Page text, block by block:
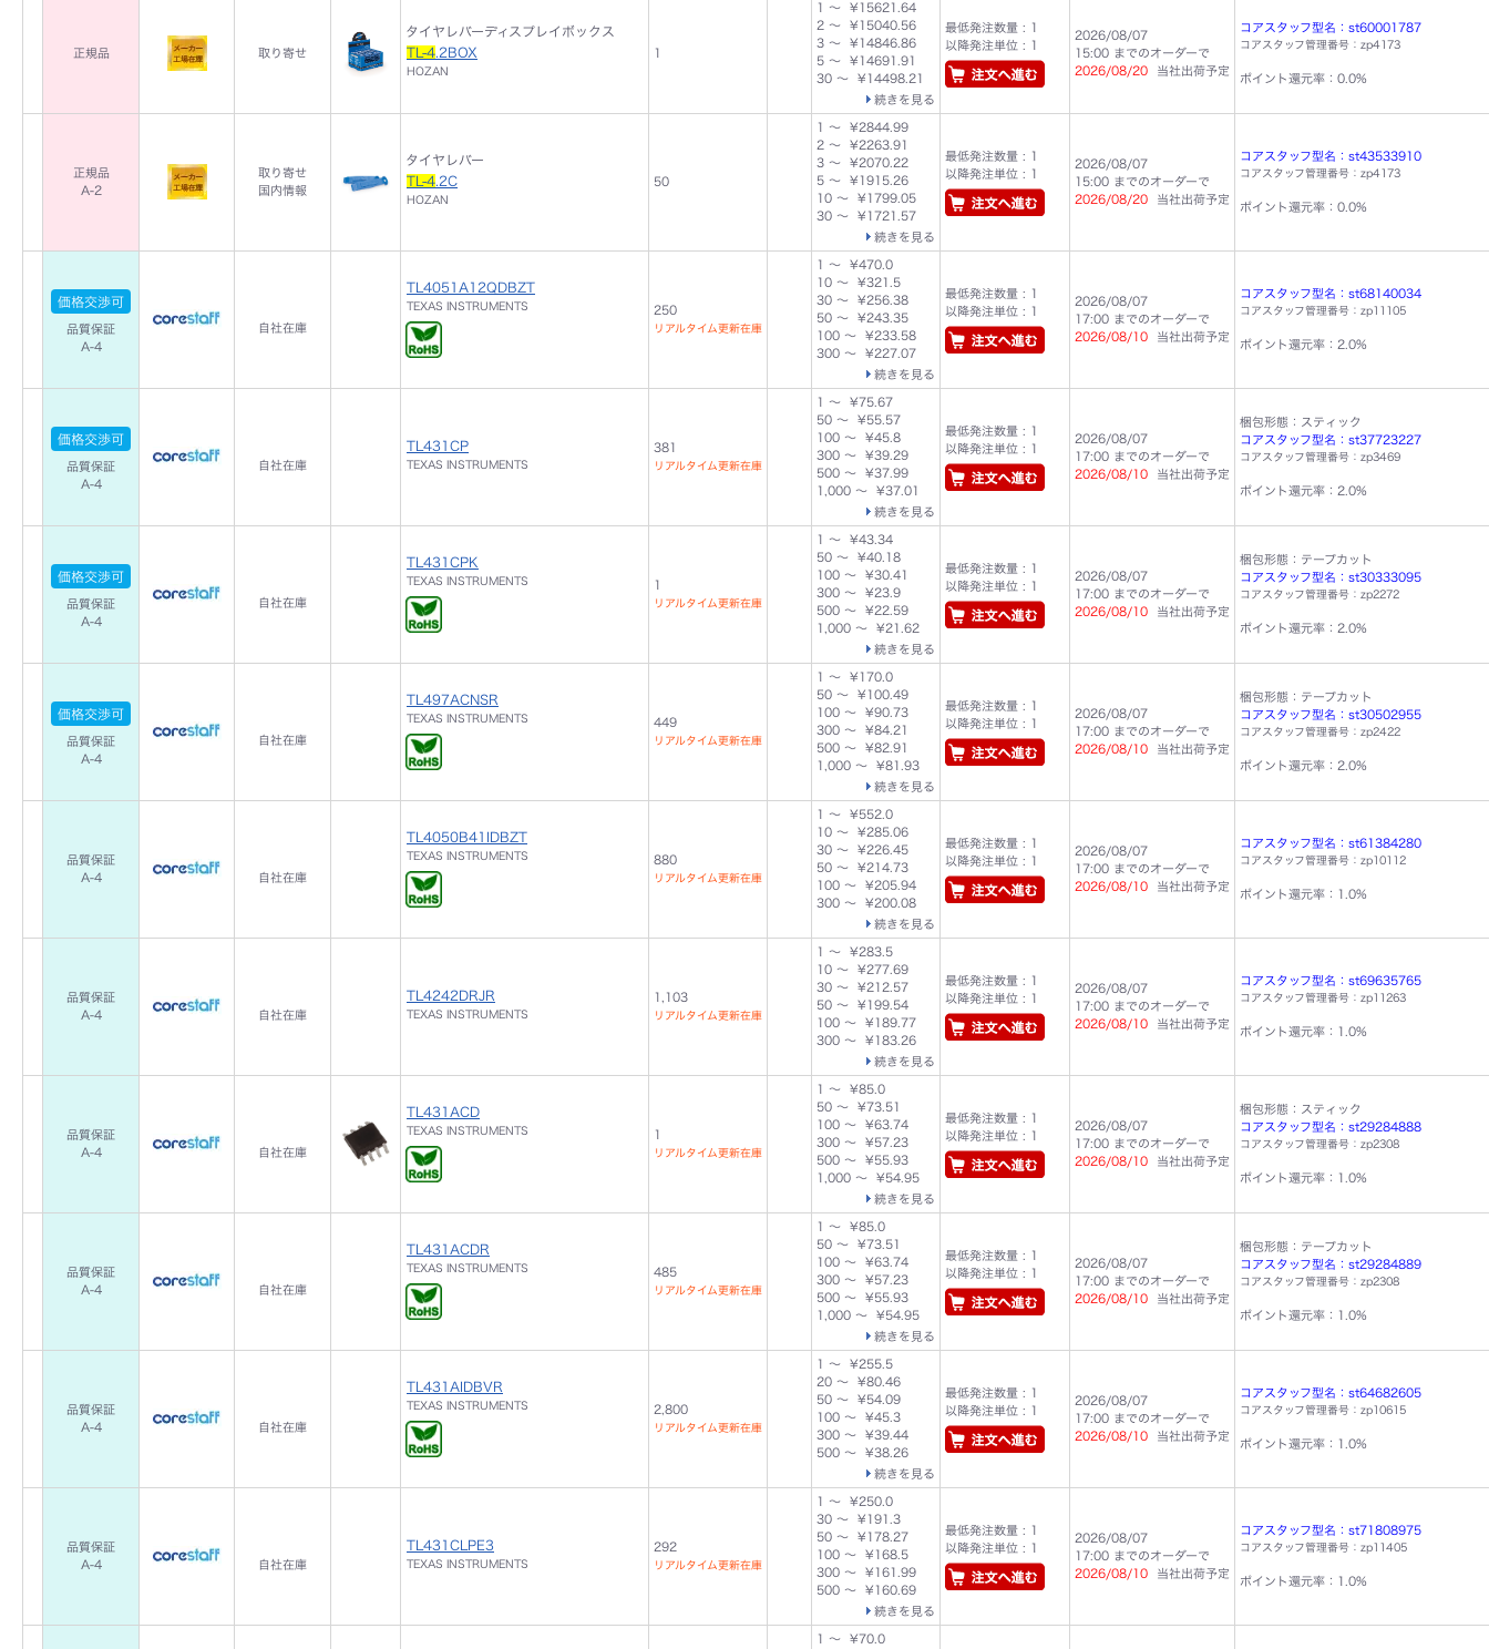
正規品 取り寄せ
タイヤレバーディスプレイボックス
TL-4 .2BOX
HOZAN
1
1 ～ ¥15621.64
2 ～ ¥15040.56
3 ～ ¥14846.86
5 ～ ¥14691.91
30 ～ ¥14498.21
続きを見る
最低発注数量 : 1
以降発注単位 : 1
2026/08/07
15:00 までのオーダーで
2026/08/20
当社出荷予定
コアスタッフ型名：st60001787
コアスタッフ管理番号：zp4173
ポイント還元率：0.0%
正規品
A-2
取り寄せ
国内情報
タイヤレバー
TL-4 .2C
HOZAN
50
1 ～ ¥2844.99
2 ～ ¥2263.91
3 ～ ¥2070.22
5 ～ ¥1915.26
10 ～ ¥1799.05
30 ～ ¥1721.57
続きを見る
最低発注数量 : 1
以降発注単位 : 1
2026/08/07
15:00 までのオーダーで
2026/08/20
当社出荷予定
コアスタッフ型名：st43533910
コアスタッフ管理番号：zp4173
ポイント還元率：0.0%
価格交渉可
品質保証
A-4
自社在庫
TL4051A12QDBZT
TEXAS INSTRUMENTS 250
リアルタイム更新在庫
1 ～ ¥470.0
10 ～ ¥321.5
30 ～ ¥256.38
50 ～ ¥243.35
100 ～ ¥233.58
300 ～ ¥227.07
続きを見る
最低発注数量 : 1
以降発注単位 : 1
2026/08/07
17:00 までのオーダーで
2026/08/10
当社出荷予定
コアスタッフ型名：st68140034
コアスタッフ管理番号：zp11105
ポイント還元率：2.0%
価格交渉可
品質保証
A-4
自社在庫
TL431CP
TEXAS INSTRUMENTS
381
リアルタイム更新在庫
1 ～ ¥75.67
50 ～ ¥55.57
100 ～ ¥45.8
300 ～ ¥39.29
500 ～ ¥37.99
1,000 ～ ¥37.01
続きを見る
最低発注数量 : 1
以降発注単位 : 1
2026/08/07
17:00 までのオーダーで
2026/08/10
当社出荷予定
梱包形態：スティック
コアスタッフ型名：st37723227
コアスタッフ管理番号：zp3469
ポイント還元率：2.0%
価格交渉可
品質保証
A-4
自社在庫
TL431CPK
TEXAS INSTRUMENTS 1
リアルタイム更新在庫
1 ～ ¥43.34
50 ～ ¥40.18
100 ～ ¥30.41
300 ～ ¥23.9
500 ～ ¥22.59
1,000 ～ ¥21.62
続きを見る
最低発注数量 : 1
以降発注単位 : 1
2026/08/07
17:00 までのオーダーで
2026/08/10
当社出荷予定
梱包形態：テープカット
コアスタッフ型名：st30333095
コアスタッフ管理番号：zp2272
ポイント還元率：2.0%
価格交渉可
品質保証
A-4
自社在庫
TL497ACNSR
TEXAS INSTRUMENTS 449
リアルタイム更新在庫
1 ～ ¥170.0
50 ～ ¥100.49
100 ～ ¥90.73
300 ～ ¥84.21
500 ～ ¥82.91
1,000 ～ ¥81.93
続きを見る
最低発注数量 : 1
以降発注単位 : 1
2026/08/07
17:00 までのオーダーで
2026/08/10
当社出荷予定
梱包形態：テープカット
コアスタッフ型名：st30502955
コアスタッフ管理番号：zp2422
ポイント還元率：2.0%
品質保証
A-4
自社在庫
TL4050B41IDBZT
TEXAS INSTRUMENTS 880
リアルタイム更新在庫
1 ～ ¥552.0
10 ～ ¥285.06
30 ～ ¥226.45
50 ～ ¥214.73
100 ～ ¥205.94
300 ～ ¥200.08
続きを見る
最低発注数量 : 1
以降発注単位 : 1
2026/08/07
17:00 までのオーダーで
2026/08/10
当社出荷予定
コアスタッフ型名：st61384280
コアスタッフ管理番号：zp10112
ポイント還元率：1.0%
品質保証
A-4
自社在庫
TL4242DRJR
TEXAS INSTRUMENTS
1,103
リアルタイム更新在庫
1 ～ ¥283.5
10 ～ ¥277.69
30 ～ ¥212.57
50 ～ ¥199.54
100 ～ ¥189.77
300 ～ ¥183.26
続きを見る
最低発注数量 : 1
以降発注単位 : 1
2026/08/07
17:00 までのオーダーで
2026/08/10
当社出荷予定
コアスタッフ型名：st69635765
コアスタッフ管理番号：zp11263
ポイント還元率：1.0%
品質保証
A-4
自社在庫
TL431ACD
TEXAS INSTRUMENTS 1
リアルタイム更新在庫
1 ～ ¥85.0
50 ～ ¥73.51
100 ～ ¥63.74
300 ～ ¥57.23
500 ～ ¥55.93
1,000 ～ ¥54.95
続きを見る
最低発注数量 : 1
以降発注単位 : 1
2026/08/07
17:00 までのオーダーで
2026/08/10
当社出荷予定
梱包形態：スティック
コアスタッフ型名：st29284888
コアスタッフ管理番号：zp2308
ポイント還元率：1.0%
品質保証
A-4
自社在庫
TL431ACDR
TEXAS INSTRUMENTS 485
リアルタイム更新在庫
1 ～ ¥85.0
50 ～ ¥73.51
100 ～ ¥63.74
300 ～ ¥57.23
500 ～ ¥55.93
1,000 ～ ¥54.95
続きを見る
最低発注数量 : 1
以降発注単位 : 1
2026/08/07
17:00 までのオーダーで
2026/08/10
当社出荷予定
梱包形態：テープカット
コアスタッフ型名：st29284889
コアスタッフ管理番号：zp2308
ポイント還元率：1.0%
品質保証
A-4
自社在庫
TL431AIDBVR
TEXAS INSTRUMENTS 2,800
リアルタイム更新在庫
1 ～ ¥255.5
20 ～ ¥80.46
50 ～ ¥54.09
100 ～ ¥45.3
300 ～ ¥39.44
500 ～ ¥38.26
続きを見る
最低発注数量 : 1
以降発注単位 : 1
2026/08/07
17:00 までのオーダーで
2026/08/10
当社出荷予定
コアスタッフ型名：st64682605
コアスタッフ管理番号：zp10615
ポイント還元率：1.0%
品質保証
A-4
自社在庫
TL431CLPE3
TEXAS INSTRUMENTS
292
リアルタイム更新在庫
1 ～ ¥250.0
30 ～ ¥191.3
50 ～ ¥178.27
100 ～ ¥168.5
300 ～ ¥161.99
500 ～ ¥160.69
続きを見る
最低発注数量 : 1
以降発注単位 : 1
2026/08/07
17:00 までのオーダーで
2026/08/10
当社出荷予定
コアスタッフ型名：st71808975
コアスタッフ管理番号：zp11405
ポイント還元率：1.0%
1 ～ ¥70.0